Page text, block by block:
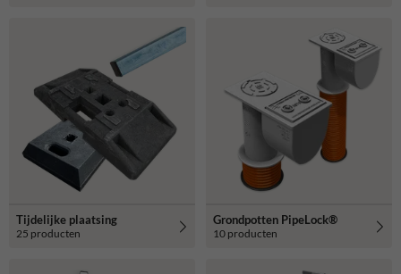
Tijdelijke plaatsing
25 producten
Grondpotten PipeLock®
10 producten